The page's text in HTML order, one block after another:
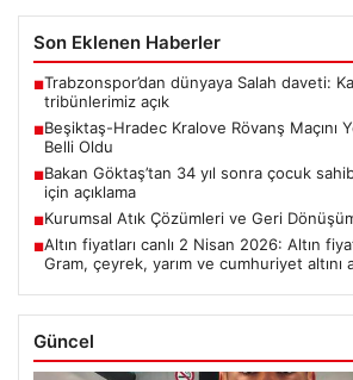
Son Eklenen Haberler
■Trabzonspor’dan dünyaya Salah daveti:
tribünlerimiz açık
■Beşiktaş-Hradec Kralove Rövanş Maçını
Belli Oldu
■Bakan Göktaş’tan 34 yıl sonra çocuk
için açıklama
■Kurumsal Atık Çözümleri ve Geri
■Altın fiyatları canlı 2 Nisan 2026: Altın
Gram, çeyrek, yarım ve cumhuriyet altını
Güncel